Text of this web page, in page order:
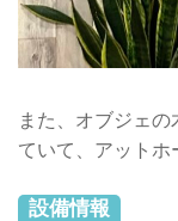
また、オブジェ
ていて、アットホ
設備情報